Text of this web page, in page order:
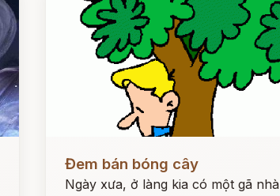
Đem bán bóng cây
Ngày xưa, ở làng kia có một gã nhà